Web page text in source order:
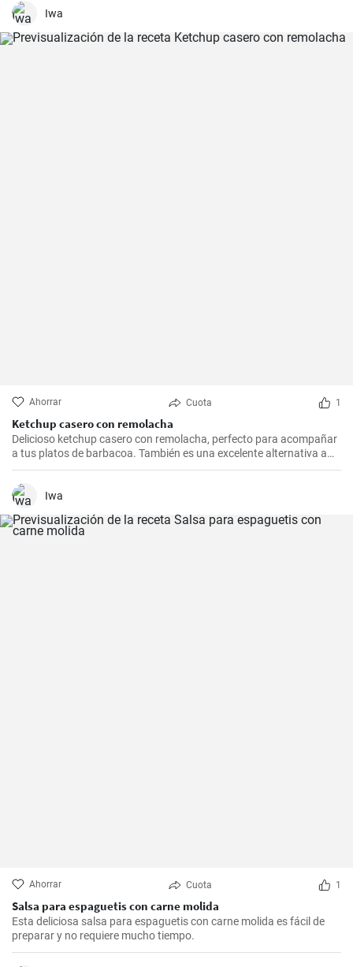
Iwa
Ahorrar Cuota 1
Ketchup casero con remolacha
Delicioso ketchup casero con remolacha, perfecto para acompañar
a tus platos de barbacoa. También es una excelente alternativa a
las salsas comerciales, cuya preparación es simple y el resultado es
verdaderamente delicioso.
Iwa
Ahorrar Cuota 1
Salsa para espaguetis con carne molida
Esta deliciosa salsa para espaguetis con carne molida es fácil de
preparar y no requiere mucho tiempo.